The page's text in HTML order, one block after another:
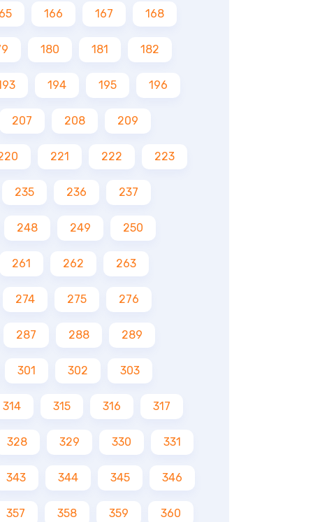
166 167 168
180 181 182
194 195 196
207 208 209
221 222 223
235 236 237
248 249 250
261 262 263
274 275 276
287 288 289
301 302 303
314 315 316 317
328 329 330 331
343 344 345 346
357 358 359 360